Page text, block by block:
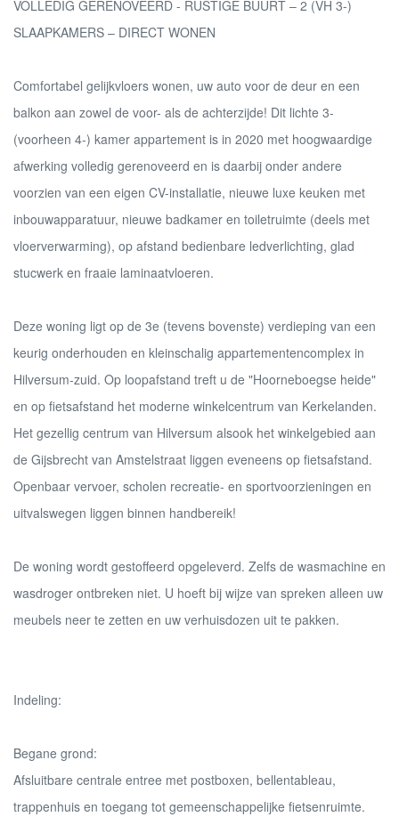
VOLLEDIG GERENOVEERD - RUSTIGE BUURT – 2 (VH 3-)
SLAAPKAMERS – DIRECT WONEN
Comfortabel gelijkvloers wonen, uw auto voor de deur en een
balkon aan zowel de voor- als de achterzijde! Dit lichte 3-
(voorheen 4-) kamer appartement is in 2020 met hoogwaardige
afwerking volledig gerenoveerd en is daarbij onder andere
voorzien van een eigen CV-installatie, nieuwe luxe keuken met
inbouwapparatuur, nieuwe badkamer en toiletruimte (deels met
vloerverwarming), op afstand bedienbare ledverlichting, glad
stucwerk en fraaie laminaatvloeren.
Deze woning ligt op de 3e (tevens bovenste) verdieping van een
keurig onderhouden en kleinschalig appartementencomplex in
Hilversum-zuid. Op loopafstand treft u de "Hoorneboegse heide"
en op fietsafstand het moderne winkelcentrum van Kerkelanden.
Het gezellig centrum van Hilversum alsook het winkelgebied aan
de Gijsbrecht van Amstelstraat liggen eveneens op fietsafstand.
Openbaar vervoer, scholen recreatie- en sportvoorzieningen en
uitvalswegen liggen binnen handbereik!
De woning wordt gestoffeerd opgeleverd. Zelfs de wasmachine en
wasdroger ontbreken niet. U hoeft bij wijze van spreken alleen uw
meubels neer te zetten en uw verhuisdozen uit te pakken.
Indeling:
Begane grond:
Afsluitbare centrale entree met postboxen, bellentableau,
trappenhuis en toegang tot gemeenschappelijke fietsenruimte.